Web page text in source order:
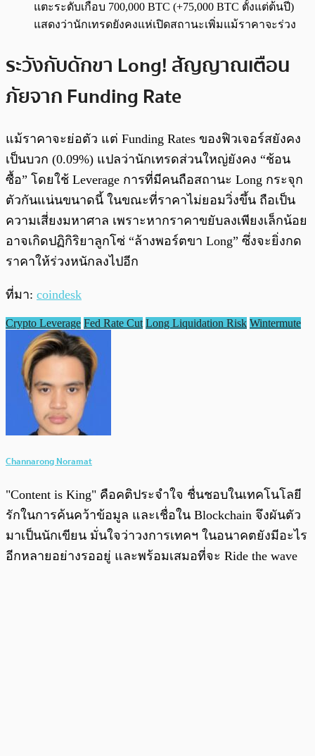
แตะระดับเกือบ 700,000 BTC (+75,000 BTC ตั้งแต่ต้นปี)
แสดงว่านักเทรดยังคงแห่เปิดสถานะเพิ่มแม้ราคาจะร่วง
ระวังกับดักขา Long! สัญญาณเตือน
ภัยจาก Funding Rate
แม้ราคาจะย่อตัว แต่ Funding Rates ของฟิวเจอร์สยังคง
เป็นบวก (0.09%) แปลว่านักเทรดส่วนใหญ่ยังคง “ช้อน
ซื้อ” โดยใช้ Leverage การที่มีคนถือสถานะ Long กระจุก
ตัวกันแน่นขนาดนี้ ในขณะที่ราคาไม่ยอมวิ่งขึ้น ถือเป็น
ความเสี่ยงมหาศาล เพราะหากราคาขยับลงเพียงเล็กน้อย
อาจเกิดปฏิกิริยาลูกโซ่ “ล้างพอร์ตขา Long” ซึ่งจะยิ่งกด
ราคาให้ร่วงหนักลงไปอีก
ที่มา: coindesk
Crypto Leverage Fed Rate Cut Long Liquidation Risk Wintermute
Channarong Noramat
"Content is King" คือคติประจำใจ ชื่นชอบในเทคโนโลยี
รักในการค้นคว้าข้อมูล และเชื่อใน Blockchain จึงผันตัว
มาเป็นนักเขียน มั่นใจว่าวงการเทคฯ ในอนาคตยังมีอะไร
อีกหลายอย่างรออยู่ และพร้อมเสมอที่จะ Ride the wave